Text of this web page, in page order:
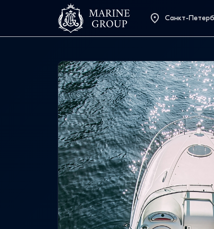
Санкт-